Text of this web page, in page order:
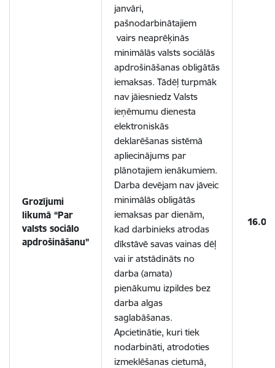
Grozījumi
likumā “Par
valsts sociālo
apdrošināšanu”
janvāri,
pašnodarbinātajiem
vairs neaprēķinās
minimālās valsts sociālās
apdrošināšanas obligātās
iemaksas. Tādēļ turpmāk
nav jāiesniedz Valsts
ieņēmumu dienesta
elektroniskās
deklarēšanas sistēmā
apliecinājums par
plānotajiem ienākumiem.
Darba devējam nav jāveic
minimālās obligātās
iemaksas par dienām,
kad darbinieks atrodas
dīkstāvē savas vainas dēļ
vai ir atstādināts no
darba (amata)
pienākumu izpildes bez
darba algas
saglabāšanas.
Apcietinātie, kuri tiek
nodarbināti, atrodoties
izmeklēšanas cietumā,